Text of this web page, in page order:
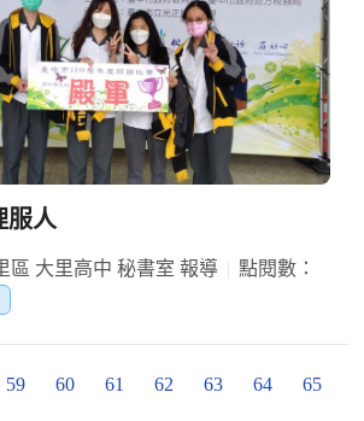
服人
區 大里高中 秘書室 報導
點閱數：
59 60 61 62 63 64 65